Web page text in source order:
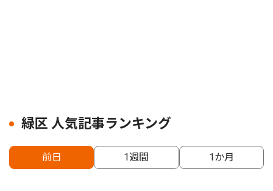
緑区 人気記事ランキング
前日 1週間 1か月